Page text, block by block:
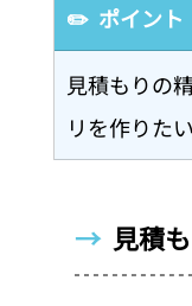
✏️  ポイント
見積もりの
リを作りた
→ 見積